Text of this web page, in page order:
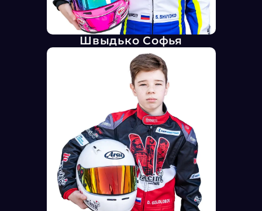
Швыдько Софья